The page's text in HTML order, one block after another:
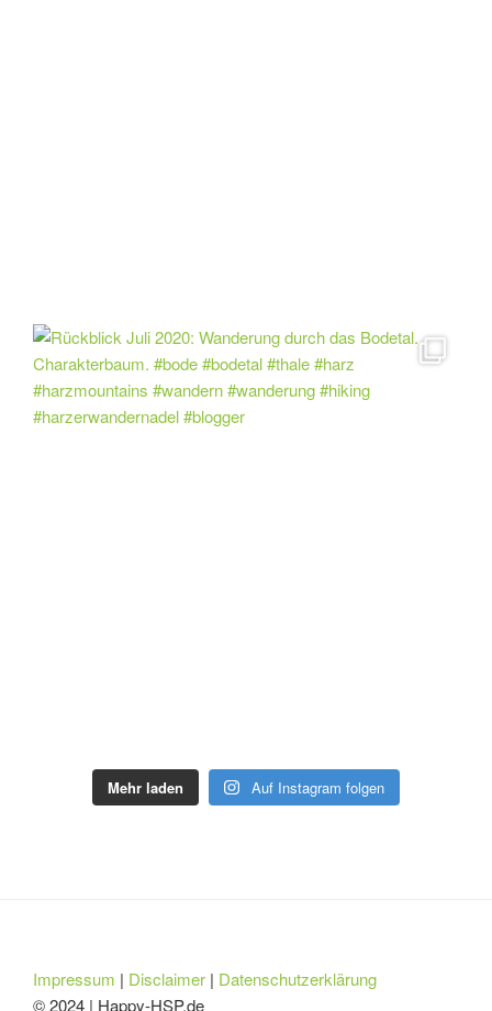
Mehr laden Auf Instagram folgen
Impressum | Disclaimer | Datenschutzerklärung
© 2024 | Happy-HSP.de